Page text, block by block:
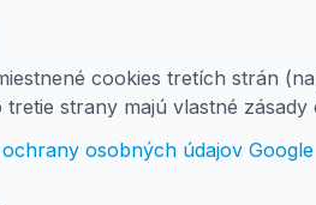
cookies tretích strán
strany majú vlastné
ochrany osobných údajov Google